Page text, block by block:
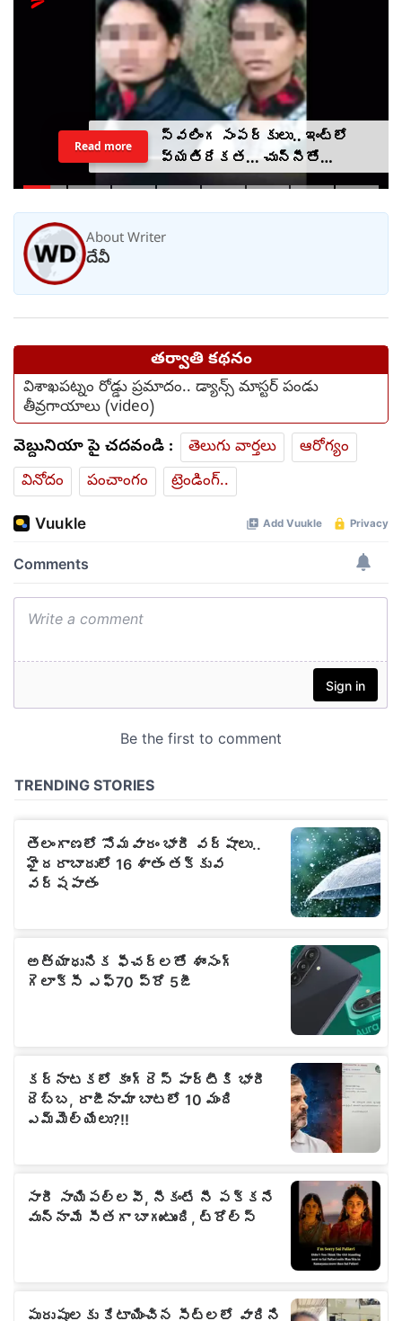
స్వలింగ సంపర్కులు.. ఇంట్లో
వ్యతిరేకత... చున్నీతో
ఉరేసుకుని ఆత్మహత్య
Read more
About Writer
దేవీ
తర్వాతి కథనం
విశాఖపట్నం రోడ్డు ప్రమాదం.. డ్యాన్స్ మాస్టర్ పండు
తీవ్రగాయాలు (video)
వెబ్దునియా పై చదవండి : తెలుగు వార్తలు
ఆరోగ్యం
వినోదం
పంచాంగం ట్రెండింగ్..